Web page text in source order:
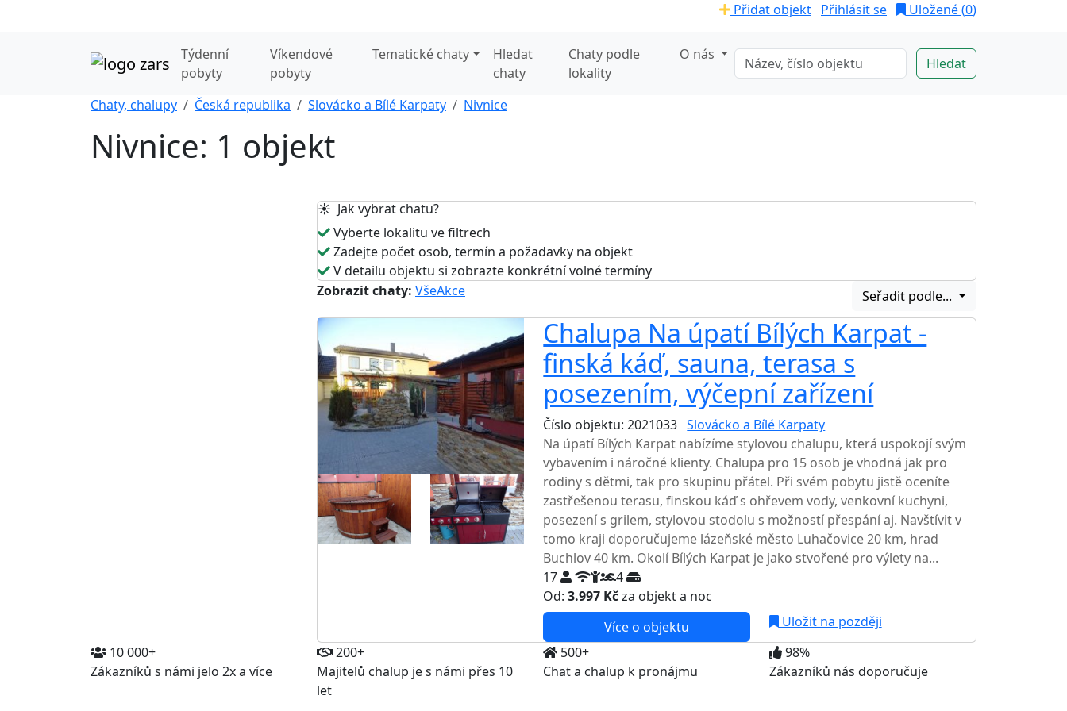
Přidat objekt Přihlásit se Uložené (0)
Týdenní
pobyty
Víkendové
pobyty
Tematické chaty
Hledat
chaty
Chaty podle
lokality
O nás
Chaty, chalupy Česká republika Slovácko a Bílé Karpaty Nivnice
Nivnice: 1 objekt
☀️ Jak vybrat chatu?
Vyberte lokalitu ve filtrech
Zadejte počet osob, termín a požadavky na objekt
V detailu objektu si zobrazte konkrétní volné termíny
Zobrazit chaty: VšeAkce Seřadit podle...
Chalupa Na úpatí Bílých Karpat -
finská káď, sauna, terasa s
posezením, výčepní zařízení
Číslo objektu: 2021033 Slovácko a Bílé Karpaty
Na úpatí Bílých Karpat nabízíme stylovou chalupu, která uspokojí svým
vybavením i náročné klienty. Chalupa pro 15 osob je vhodná jak pro
rodiny s dětmi, tak pro skupinu přátel. Při svém pobytu jistě oceníte
zastřešenou terasu, finskou káď s ohřevem vody, venkovní kuchyni,
posezení s grilem, stylovou stodolu s možností přespání aj. Navštívit v
tomo kraji doporučujeme lázeňské město Luhačovice 20 km, hrad
Buchlov 40 km. Okolí Bílých Karpat je jako stvořené pro výlety na...
17
4
Od:3.997 Kčza objekt a noc
Více o objektu
Uložit na později
10 000+
Zákazníků s námi jelo 2x a více
200+
Majitelů chalup je s námi přes 10
let
500+
Chat a chalup k pronájmu
98%
Zákazníků nás doporučuje